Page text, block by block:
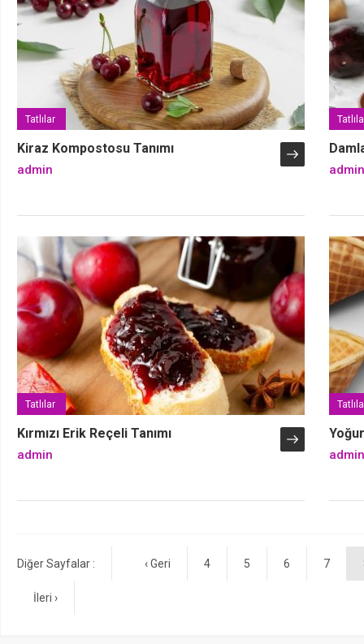
Tatlılar
Kiraz Kompostosu Tanımı
admin admin
Tatlılar
Kırmızı Erik Reçeli Tanımı
admin admin
Diğer Sayfalar : ‹ Geri 4 5 6 7
İleri ›